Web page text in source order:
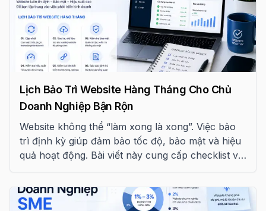
Lịch Bảo Trì Website Hàng Tháng Cho Chủ
Doanh Nghiệp Bận Rộn
Website không thể “làm xong là xong”. Việc bảo
trì định kỳ giúp đảm bảo tốc độ, bảo mật và hiệu
quả hoạt động. Bài viết này cung cấp checklist và